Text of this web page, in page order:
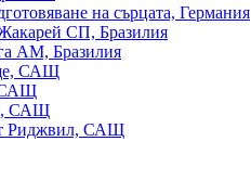
на сърцата, Германия
СП, Бразилия
АМ, Бразилия
САЩ
САЩ
САЩ
Риджвил, САЩ